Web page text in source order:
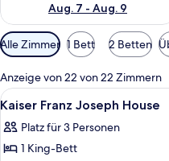
Aug. 7 - Aug. 9
Verfügbare
Filter
für
Zimmer
Alle Zimmer 1 Bett 2 Betten
Anzeige von 22 von 22 Zimmern
Alle
Fotos
für
Kaiser
4
Kaiser Franz Joseph House
Platz für 3 Personen
1 King-Bett